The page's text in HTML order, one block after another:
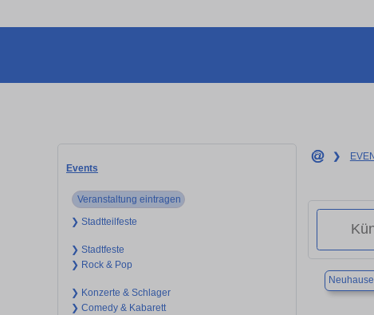
Events
Veranstaltung eintragen
❯ Stadtteilfeste
❯ Stadtfeste
❯ Rock & Pop
❯ Konzerte & Schlager
❯ Comedy & Kabarett
❯